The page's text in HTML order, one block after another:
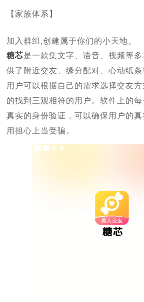
【家族体系】
加入群组,创建属于你们的小天地。
糖芯是一款集文字、语音、视频等
供了附近交友、缘分配对、心动纸条
用户可以根据自己的需求选择交友
的找到三观相符的用户。软件上的
真实的身份验证，可以确保用户的
用担心上当受骗。